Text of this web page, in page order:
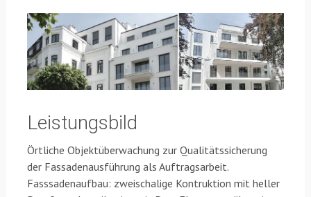
Leistungsbild
Örtliche Objektüberwachung zur Qualitätssicherung
der Fassadenausführung als Auftragsarbeit.
Fasssadenaufbau: zweischalige Kontruktion mit heller